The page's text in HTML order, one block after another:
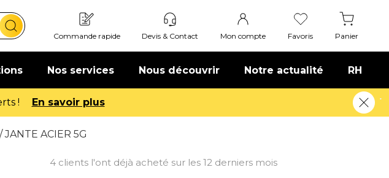
Commande rapide Devis & Contact Mon compte Favoris Panier
Nos services Nous découvrir Notre actualité RH
! En savoir plus
JANTE ACIER 5G
4 clients l'ont déjà acheté sur les 12 derniers mois